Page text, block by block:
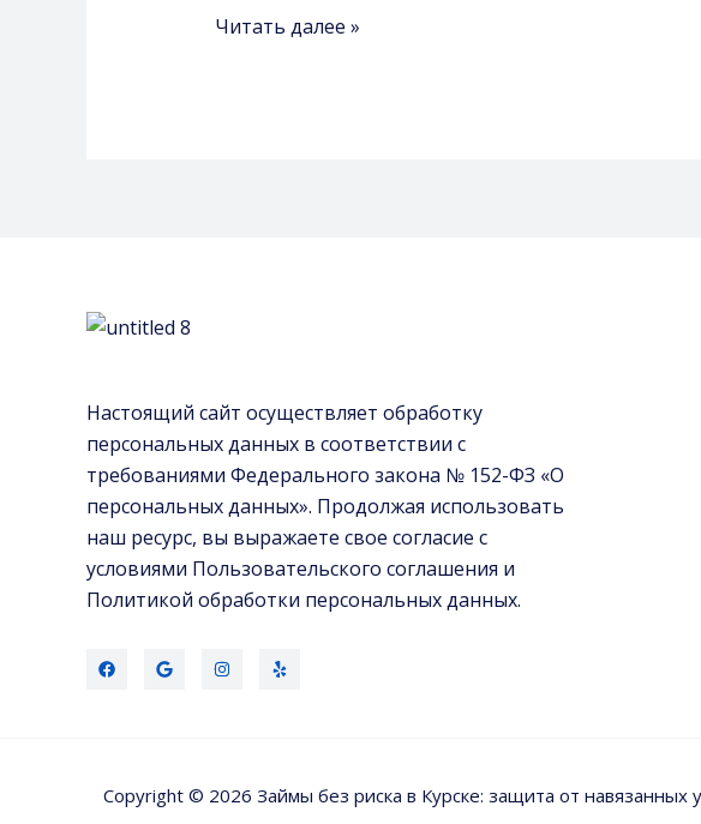
в
Читать далее »
Настоящий сайт осуществляет обработку
персональных данных в соответствии с
требованиями Федерального закона № 152-ФЗ «О
персональных данных». Продолжая использовать
наш ресурс, вы выражаете свое согласие с
условиями Пользовательского соглашения и
Политикой обработки персональных данных.
Copyright © 2026 Займы без риска в Курске: защита от